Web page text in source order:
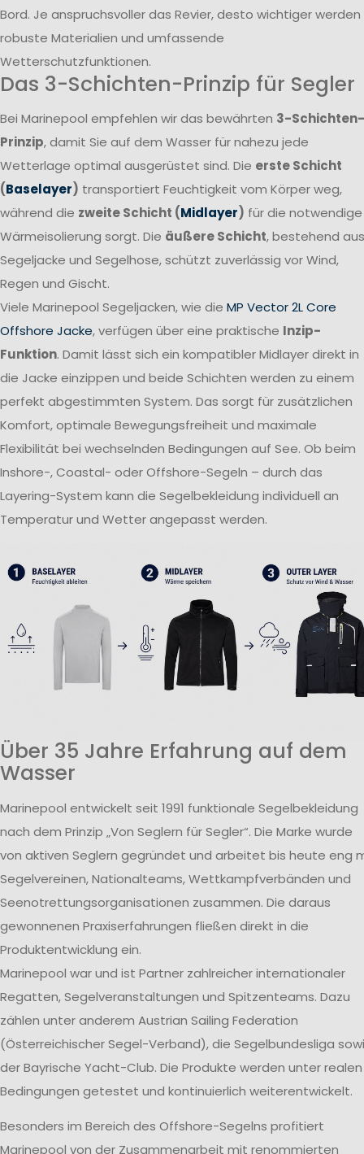
Bord. Je anspruchsvoller das Revier, desto wichtiger werden
robuste Materialien und umfassende
Wetterschutzfunktionen.
Das 3-Schichten-Prinzip für Segler
Bei Marinepool empfehlen wir das bewährten 3-Schichten-
Prinzip, damit Sie auf dem Wasser für nahezu jede
Wetterlage optimal ausgerüstet sind. Die erste Schicht
(Baselayer) transportiert Feuchtigkeit vom Körper weg,
während die zweite Schicht (Midlayer) für die notwendige
Wärmeisolierung sorgt. Die äußere Schicht, bestehend aus
Segeljacke und Segelhose, schützt zuverlässig vor Wind,
Regen und Gischt.
Viele Marinepool Segeljacken, wie die MP Vector 2L Core
Offshore Jacke, verfügen über eine praktische Inzip-
Funktion. Damit lässt sich ein kompatibler Midlayer direkt in
die Jacke einzippen und beide Schichten werden zu einem
perfekt abgestimmten System. Das sorgt für zusätzlichen
Komfort, optimale Bewegungsfreiheit und maximale
Flexibilität bei wechselnden Bedingungen auf See. Ob beim
Inshore-, Coastal- oder Offshore-Segeln – durch das
Layering-System kann die Segelbekleidung individuell an
Temperatur und Wetter angepasst werden.
Über 35 Jahre Erfahrung auf dem
Wasser
Marinepool entwickelt seit 1991 funktionale Segelbekleidung
nach dem Prinzip „Von Seglern für Segler“. Die Marke wurde
von aktiven Seglern gegründet und arbeitet bis heute eng
Segelvereinen, Nationalteams, Wettkampfverbänden und
Seenotrettungsorganisationen zusammen. Die daraus
gewonnenen Praxiserfahrungen fließen direkt in die
Produktentwicklung ein.
Marinepool war und ist Partner zahlreicher internationaler
Regatten, Segelveranstaltungen und Spitzenteams. Dazu
zählen unter anderem Austrian Sailing Federation
(Österreichischer Segel-Verband), die Segelbundesliga
der Bayrische Yacht-Club. Die Produkte werden unter realen
Bedingungen getestet und kontinuierlich weiterentwickelt.
Besonders im Bereich des Offshore-Segelns profitiert
Marinepool von der Zusammenarbeit mit renommierten